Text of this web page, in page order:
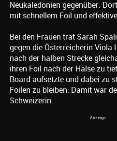
Neukaledonien gegenüber.
mit schnellem Foil und
Bei den Frauen trat Sarah
gegen die Österreicherin Viola
nach der halben Strecke
ihren Foil nach der Halse zu
Board aufsetzte und dabei zu
Foilen zu bleiben. Damit war
Schweizerin.